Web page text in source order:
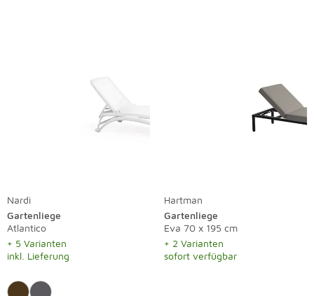
Nardi
Gartenliege
Atlantico
+ 5 Varianten
inkl. Lieferung
Hartman
Gartenliege
Eva 70 x 195 cm
+ 2 Varianten
sofort verfügbar